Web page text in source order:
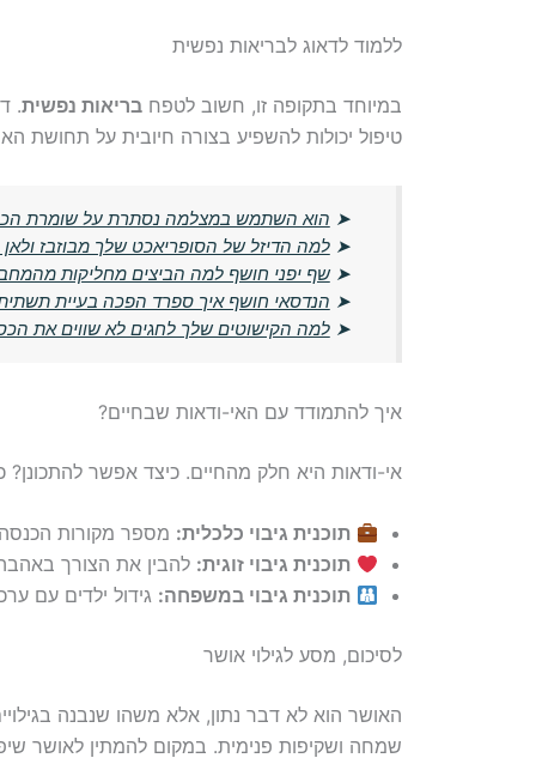
ללמוד לדאוג לבריאות נפשית
במיוחד בתקופה זו, חשוב לטפח בריאות נפשית.
טיפול יכולות להשפיע בצורה חיובית על תחושת
➤ הוא השתמש במצלמה נסתרת על שומרת
➤למה הדיזל של הסופריאכט שלך מבוזבז
➤שף יפני חושף למה הביצים מחליקות
➤ הנדסאי חושף איך ספרד הפכה בעיית תשתית
➤למה הקישוטים שלך לחגים לא שווים את
איך להתמודד עם האי-ודאות שבחיים?
אי-ודאות היא חלק מהחיים. כיצד אפשר להתכונן?
תוכנית גיבוי כלכלית: מספר מקורות
תוכנית גיבוי זוגית: להבין את הצורך
תוכנית גיבוי במשפחה: גידול ילדים עם
לסיכום, מסע לגילוי אושר
האושר הוא לא דבר נתון, אלא משהו שנבנה
שמחה ושקיפות פנימית. במקום להמתין לאושר